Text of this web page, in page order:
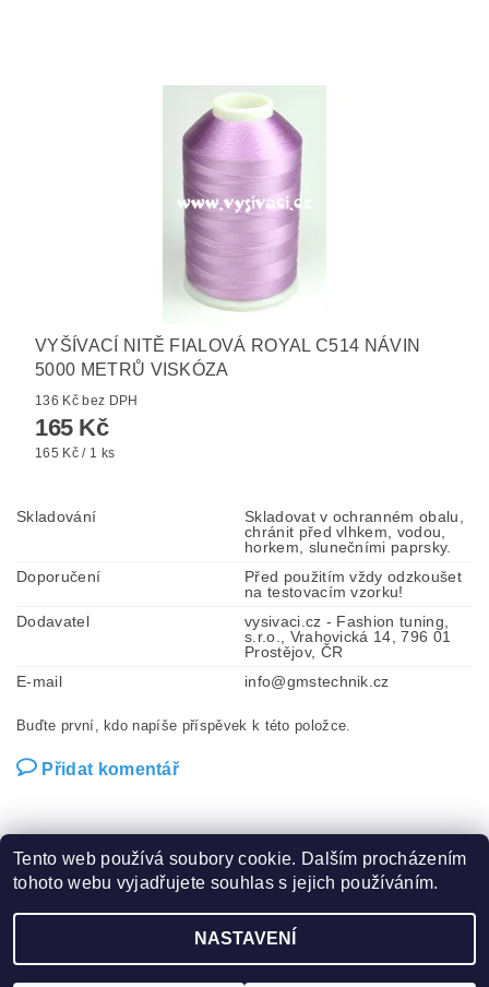
VYŠÍVACÍ NITĚ FIALOVÁ ROYAL C514 NÁVIN
5000 METRŮ VISKÓZA
136 Kč bez DPH
165 Kč
165 Kč / 1 ks
Skladování
Skladovat v ochranném obalu,
chránit před vlhkem, vodou,
horkem, slunečními paprsky.
Doporučení
Před použitím vždy odzkoušet
na testovacím vzorku!
Dodavatel
vysivaci.cz - Fashion tuning,
s.r.o., Vrahovická 14, 796 01
Prostějov, ČR
E-mail
info@gmstechnik.cz
Buďte první, kdo napíše příspěvek k této položce.
Přidat komentář
Zboží.cz | Heureka.cz | Hot-fix.cz | Crystalstyle.cz
2026 ©Vysivaci.cz, všechna práva vyhrazena
Tento web používá soubory cookie. Dalším procházením
tohoto webu vyjadřujete souhlas s jejich používáním.
NASTAVENÍ